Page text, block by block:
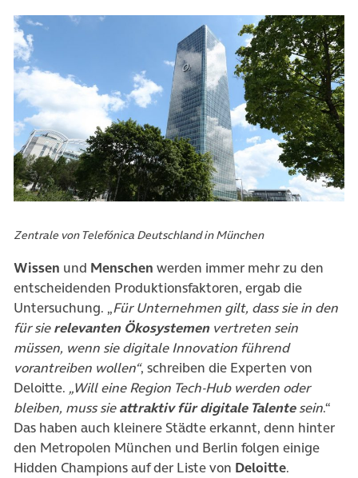
Zentrale von Telefónica Deutschland in München
Wissen und Menschen werden immer mehr zu den
entscheidenden Produktionsfaktoren, ergab die
Untersuchung. „Für Unternehmen gilt, dass sie in den
für sierelevanten Ökosystemenvertreten sein
müssen, wenn sie digitale Innovation führend
vorantreiben wollen“, schreiben die Experten von
Deloitte. „Will eine Region Tech-Hub werden oder
bleiben, muss sieattraktiv für digitale Talentesein.“
Das haben auch kleinere Städte erkannt, denn hinter
den Metropolen München und Berlin folgen einige
Hidden Champions auf der Liste von Deloitte.